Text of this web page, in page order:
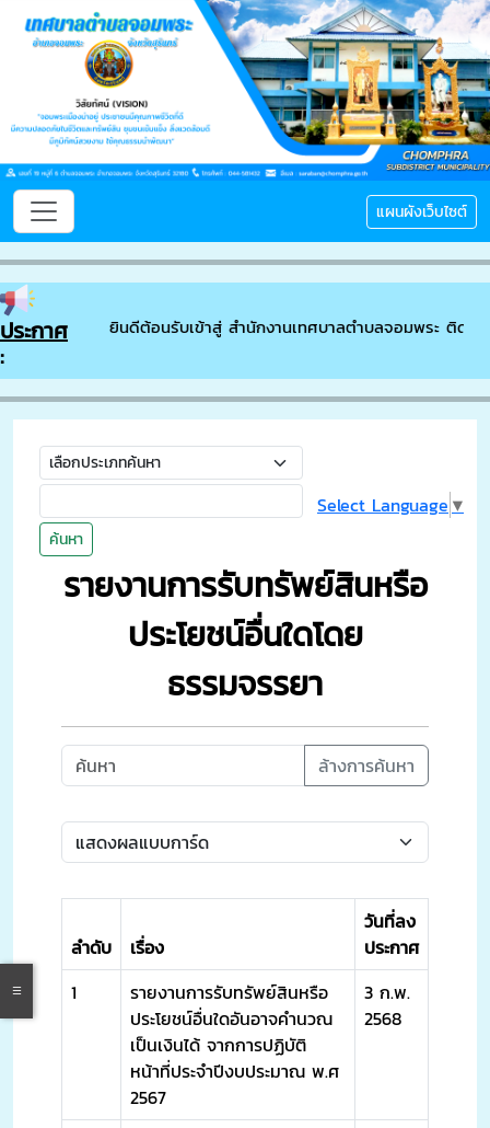
แผนผังเว็บไซต์
ประกาศ
:
ยินดีต้อนรับเข้าสู่ สำนักงานเทศบาลตำบลจอมพระ ติดต่
ค้นหา
Select Language ▼
รายงานการรับทรัพย์สินหรือ
ประโยชน์อื่นใดโดย
ธรรมจรรยา
ล้างการค้นหา
ลำดับ เรื่อง
วันที่ลง
ประกาศ
1
รายงานการรับทรัพย์สินหรือ
ประโยชน์อื่นใดอันอาจคำนวณ
เป็นเงินได้ จากการปฏิบัติ
หน้าที่ประจำปีงบประมาณ พ.ศ
2567
3 ก.พ.
2568